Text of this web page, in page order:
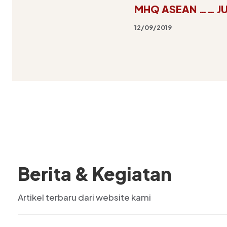
MHQ ASEAN ……
12/09/2019
Berita & Kegiatan
Artikel terbaru dari website kami